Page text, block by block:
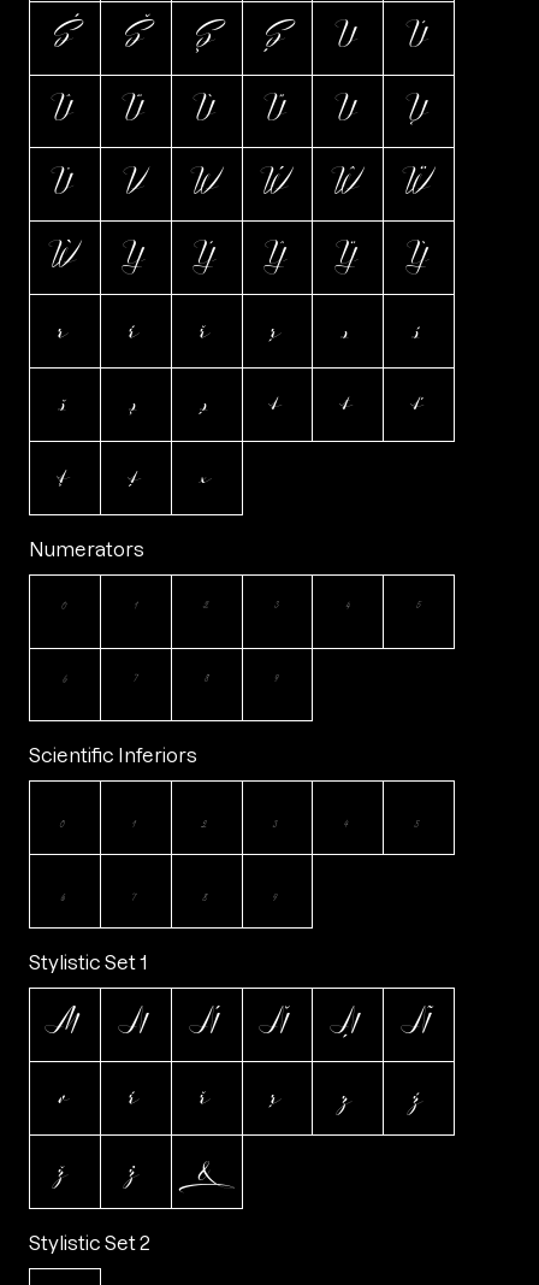
Ś Š Ş Ș U Ú
Û Ü Ù Ű Ū Ų
Ů V W Ẃ Ŵ Ẅ
Ẁ Y Ý Ŷ Ÿ Ỳ
r ŕ ř ŗ s ś
š ş ș t ŧ ť
ţ ț x
Numerators
0 1 2 3 4 5
6 7 8 9
Scientific Inferiors
0 1 2 3 4 5
6 7 8 9
Stylistic Set 1
M N Ń Ň Ņ Ñ
r ŕ ř ŗ z ź
ž ż &
Stylistic Set 2